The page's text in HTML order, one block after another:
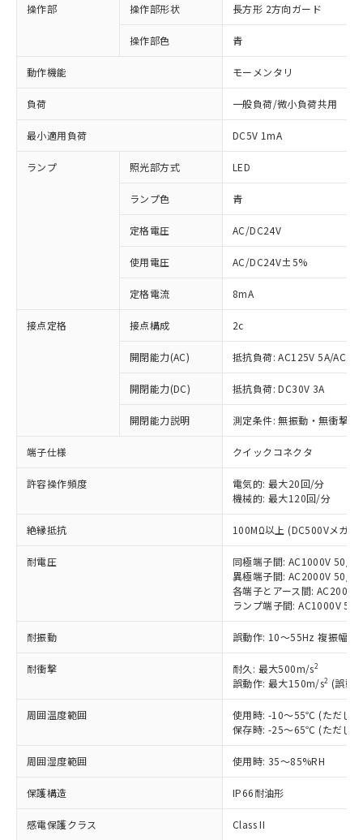
操作部 操作部形状 長方形 2方向ガード
操作部色 青
動作機能 モーメンタリ
負荷 一般負荷/微小負荷共用
最小適用負荷 DC5V 1mA
ランプ 照光部方式 LED
ランプ色 青
定格電圧 AC/DC24V
使用電圧 AC/DC24V±5%
定格電流 8mA
接点定格 接点構成 2c
開閉能力(AC) 抵抗負荷: AC125V 5A/
開閉能力(DC) 抵抗負荷: DC30V 3A
開閉能力説明 測定条件: 無振動・無衝撃
端子仕様 クイックコネクタ
許容操作頻度
電気的: 最大20回/分
機械的: 最大120回/分
絶縁抵抗 100MΩ以上 (DC500Vメガ)
耐電圧
同極端子間: AC1000V 50/
異極端子間: AC2000V 50/
各端子とアース間:
ランプ端子間: AC1000V
耐振動 誤動作: 10～55Hz 複振幅
耐衝撃 耐久: 最大500m/s2
誤動作: 最大150m/s2 (誤動
周囲温度範囲
使用時: -10～55℃ (ただし
保存時: -25～65℃ (ただし
周囲湿度範囲 使用時: 35～85%RH
保護構造 IP66耐油形
感電保護クラス Class II
ご利用条件
以下の条件をお読みいただき、同意のうえ
本サービスは、当社制御機器事業取扱
商品の当社在庫状況および標準価格
(税抜)を提供させていただくもので
当社制御機器事業取扱商品の中には、
本サービスの対象外となる商品もある
在庫状況および標準価格照会結果は、
記載している更新日時点での社内デー
タに基づき作成されるものであり、閲
覧された時点での実際の在庫および標
準価格とは異なる場合があることをご
了承ください。
※1 対応状況
対応済み：EU RoHS指令（10物質）の
非含有に対応した製品が提供可能な商品で
対応予定：EU RoHS指令（10物質）の非含
有に対応した製品に切り替える予定のある
対応予定なし：EU RoHS指令（10物質）の
非含有に非対応の商品で、対応品を出す予
調査・確認中：EU RoHS指令（10物質）の
非含有の対応状況を調査中または確認中の
非該当品：ライセンス料など無形物で、有
害物質有無と関係のない商品です。
仕入先様の事情により、非含有部品として
いたものが、含有品と判明した場合などや
むを得ず変更することがあります。
ミウム(Cd) 100ppm以下、
六価クロム(Cr(Ⅵ)) 1000ppm以下、ポリ臭化ビフェニル
類(PBB) 1000ppm以下、ポリ臭化ジフェニルエーテル類
(PBDE) 1000ppm以下、フタル酸ビス(2-エチルヘキシ
「○」：最大均質材料含有率が中国RoHSの
基準値以下であることを示します。
「×」：最大均質材料含有率が中国RoHSの
基準値を超えていることを示します。
「－」：未確認です。当社販売部門へお問
Pb(鉛) :1000ppm、 Hg(水銀) : 1000ppm、 Cd(カドミウ
Cr(Ⅵ)(六価クロム) : 1000ppm、 PBBs(ポリ臭化ビフェ
当社は、これら貴社製品のうち、外国
為替および外国貿易法に定める商品
（以下｢規制貨物等」という）を輸出
または国外への提供する場合は、日本
国政府の輸出許可(または役務取引許
可)を取得するなどの必要な手続きを
とります。